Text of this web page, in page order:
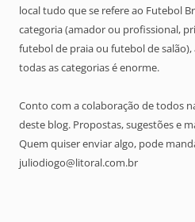
local tudo que se refere ao Futebol
categoria (amador ou profissional,
futebol de praia ou futebol de
todas as categorias é enorme.
Conto com a colaboração de todos
deste blog. Propostas, sugestões e
Quem quiser enviar algo, pode
juliodiogo@litoral.com.br